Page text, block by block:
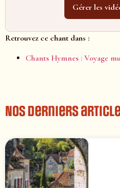
Gérer les
Retrouvez ce chant dans :
Chants Hymnes : Voyage
Nos derniers